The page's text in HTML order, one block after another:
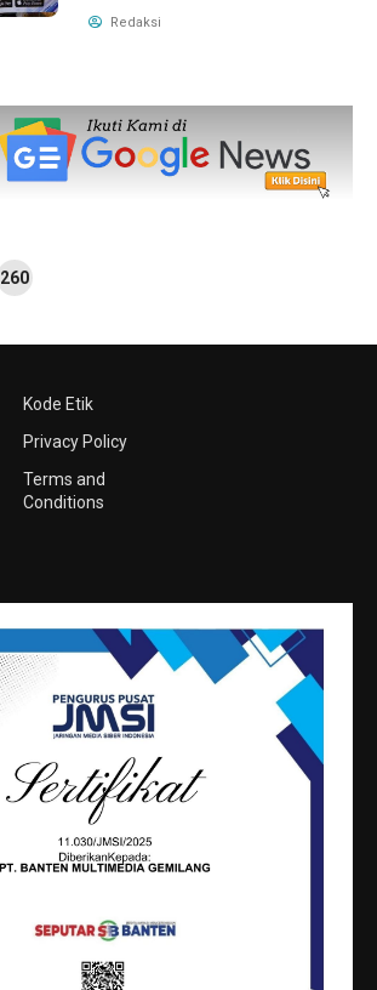
Redaksi
260
Kode Etik
Privacy Policy
Terms and
Conditions